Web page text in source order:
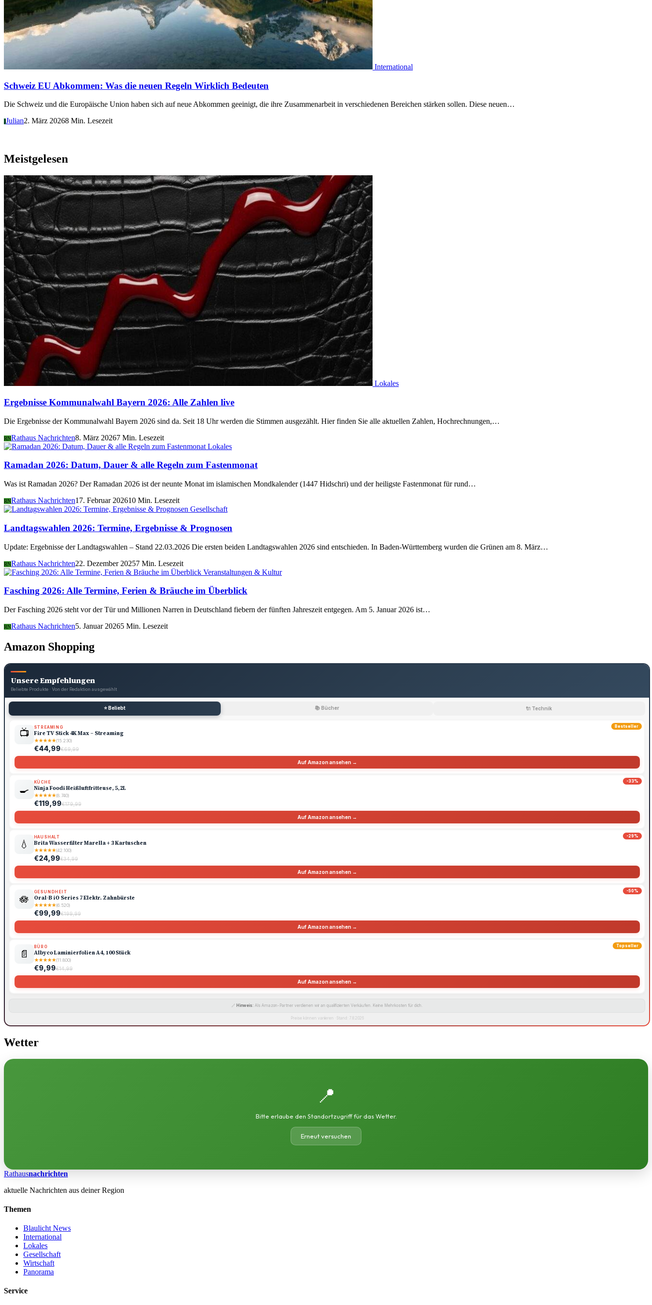
International
Schweiz EU Abkommen: Was die neuen Regeln Wirklich Bedeuten
Die Schweiz und die Europäische Union haben sich auf neue Abkommen geeinigt, die ihre Zusammenarbeit in verschiedenen Bereichen stärken sollen. Diese neuen…
JJulian2. März 20268 Min. Lesezeit
Meistgelesen
Lokales
Ergebnisse Kommunalwahl Bayern 2026: Alle Zahlen live
Die Ergebnisse der Kommunalwahl Bayern 2026 sind da. Seit 18 Uhr werden die Stimmen ausgezählt. Hier finden Sie alle aktuellen Zahlen, Hochrechnungen,…
RNRathaus Nachrichten8. März 20267 Min. Lesezeit
Lokales
Ramadan 2026: Datum, Dauer & alle Regeln zum Fastenmonat
Was ist Ramadan 2026? Der Ramadan 2026 ist der neunte Monat im islamischen Mondkalender (1447 Hidschri) und der heiligste Fastenmonat für rund…
RNRathaus Nachrichten17. Februar 202610 Min. Lesezeit
Gesellschaft
Landtagswahlen 2026: Termine, Ergebnisse & Prognosen
Update: Ergebnisse der Landtagswahlen – Stand 22.03.2026 Die ersten beiden Landtagswahlen 2026 sind entschieden. In Baden-Württemberg wurden die Grünen am 8. März…
RNRathaus Nachrichten22. Dezember 20257 Min. Lesezeit
Veranstaltungen & Kultur
Fasching 2026: Alle Termine, Ferien & Bräuche im Überblick
Der Fasching 2026 steht vor der Tür und Millionen Narren in Deutschland fiebern der fünften Jahreszeit entgegen. Am 5. Januar 2026 ist…
RNRathaus Nachrichten5. Januar 20265 Min. Lesezeit
Amazon Shopping
Unsere Empfehlungen
Beliebte Produkte · Von der Redaktion ausgewählt
⭐ Beliebt 📚 Bücher 🔌 Technik
Bestseller
📺 STREAMING
Fire TV Stick 4K Max – Streaming
★★★★★(15.230)
€44,99€69,99
Auf Amazon ansehen →
-33%
🍳
KÜCHE
Ninja Foodi Heißluftfritteuse, 5,2L
★★★★★(8.740)
€119,99€179,99
Auf Amazon ansehen →
-29%
💧
HAUSHALT
Brita Wasserfilter Marella + 3 Kartuschen
★★★★★(42.100)
€24,99€34,99
Auf Amazon ansehen →
-50%
🪷
GESUNDHEIT
Oral-B iO Series 7 Elektr. Zahnbürste
★★★★★(6.520)
€99,99€199,99
Auf Amazon ansehen →
Topseller
📄
BÜRO
Albyco Laminierfolien A4, 100 Stück
★★★★★(11.800)
€9,99€14,99
Auf Amazon ansehen →
🔗 Hinweis: Als Amazon-Partner verdienen wir an qualifizierten Verkäufen. Keine Mehrkosten für dich.
Preise können variieren · Stand: 7.8.2026
Wetter
📍
Bitte erlaube den Standortzugriff für das Wetter.
Erneut versuchen
Rathausnachrichten
aktuelle Nachrichten aus deiner Region
Themen
Blaulicht News
International
Lokales
Gesellschaft
Wirtschaft
Panorama
Service